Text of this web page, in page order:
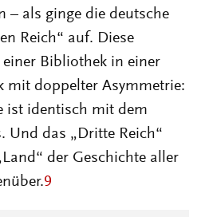
– als ginge die deutsche
Reich“ auf. Diese
Bibliothek in einer
mit doppelter Asymmetrie:
ist identisch mit dem
Und das „Dritte Reich“
der Geschichte aller
9